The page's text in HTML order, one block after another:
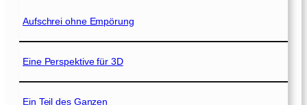
Aufschrei ohne Empörung
Eine Perspektive für 3D
Ein Teil des Ganzen